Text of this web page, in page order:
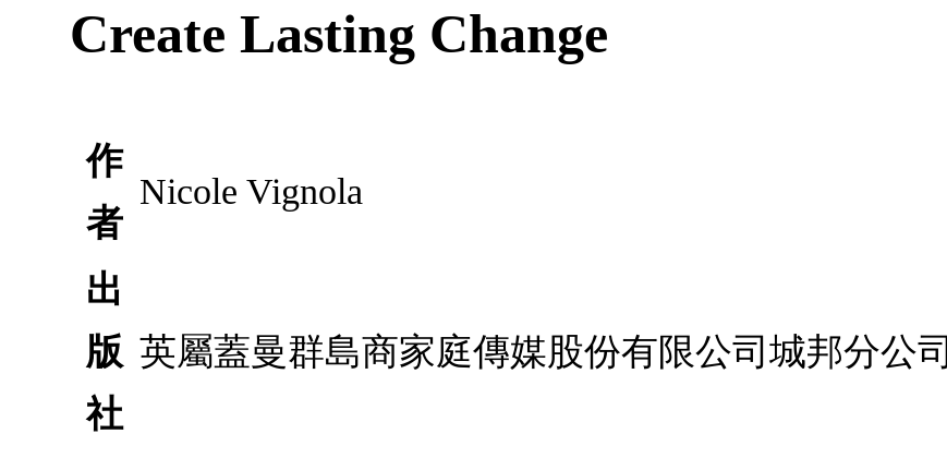
Create Lasting Change
作
者
Nicole Vignola
出
版
社
英屬蓋曼群島商家庭傳媒股份有限公司城邦分公司